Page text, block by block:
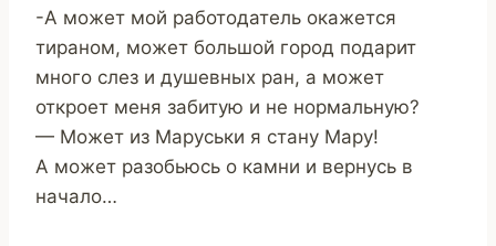
-А может мой работодатель окажется
тираном, может большой город подарит
много слез и душевных ран, а может
откроет меня забитую и не нормальную?
— Может из Маруськи я стану Мару!
А может разобьюсь о камни и вернусь в
начало…